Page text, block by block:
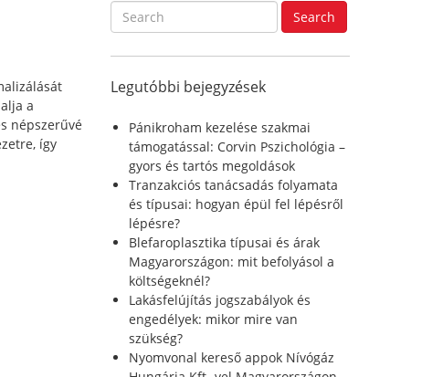
a
népszerűvé
így
S
e
c
f
Search
Legutóbbi bejegyzések
Pánikroham kezelése szakmai
támogatással: Corvin Pszichológia –
gyors és tartós megoldások
Tranzakciós tanácsadás folyamata
és típusai: hogyan épül fel lépésről
lépésre?
Blefaroplasztika típusai és árak
Magyarországon: mit befolyásol a
költségeknél?
Lakásfelújítás jogszabályok és
engedélyek: mikor mire van
szükség?
Nyomvonal kereső appok Nívógáz